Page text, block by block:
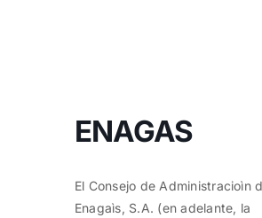
Noticias AEMEC
ENAGAS
El Consejo de Administracioìn
Enagaìs, S.A. (en adelante, la